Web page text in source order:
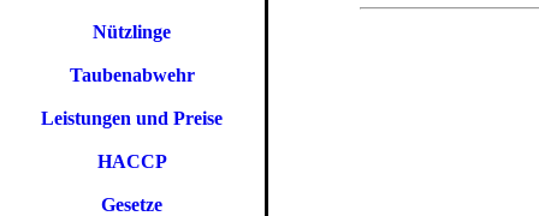
Nützlinge
Taubenabwehr
Leistungen und Preise
HACCP
Gesetze